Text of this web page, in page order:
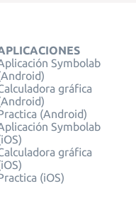
Symbolab
gráfica
(Android)
Symbolab
gráfica
(iOS)